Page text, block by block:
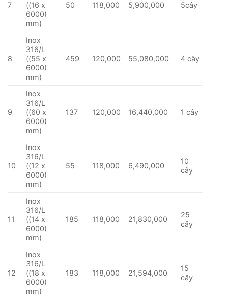
7
((16 x
6000)
mm)
50 118,000 5,900,000 5cây
8
Inox
316/L
((55 x
6000)
mm)
459 120,000 55,080,000 4 cây
9
Inox
316/L
((60 x
6000)
mm)
137 120,000 16,440,000 1 cây
10
Inox
316/L
((12 x
6000)
mm)
55 118,000 6,490,000
10
cây
11
Inox
316/L
((14 x
6000)
mm)
185 118,000 21,830,000
25
cây
12
Inox
316/L
((18 x
6000)
mm)
183 118,000 21,594,000
15
cây